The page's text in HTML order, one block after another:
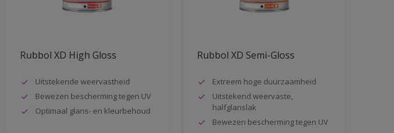
Rubbol XD High Gloss
Uitstekende weervastheid
Bewezen bescherming tegen UV
Optimaal glans- en kleurbehoud
Rubbol XD Semi-Gloss
Extreem hoge duurzaamheid
Uitstekend weervaste,
halfglanslak
Bewezen bescherming tegen UV